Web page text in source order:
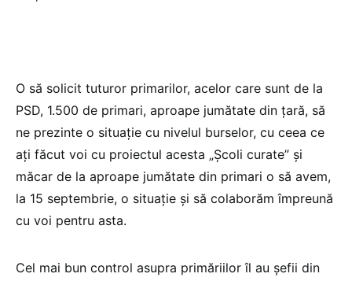
O să solicit tuturor primarilor, acelor care sunt de la
PSD, 1.500 de primari, aproape jumătate din țară, să
ne prezinte o situație cu nivelul burselor, cu ceea ce
ați făcut voi cu proiectul acesta „Școli curate” și
măcar de la aproape jumătate din primari o să avem,
la 15 septembrie, o situație și să colaborăm împreună
cu voi pentru asta.
Cel mai bun control asupra primăriilor îl au șefii din